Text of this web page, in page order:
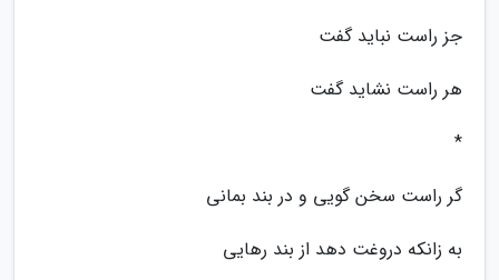
جز راست نباید گفت
هر راست نشاید گفت
*
گر راست سخن گویی و در بند بمانی
به زانکه دروغت دهد از بند رهایی